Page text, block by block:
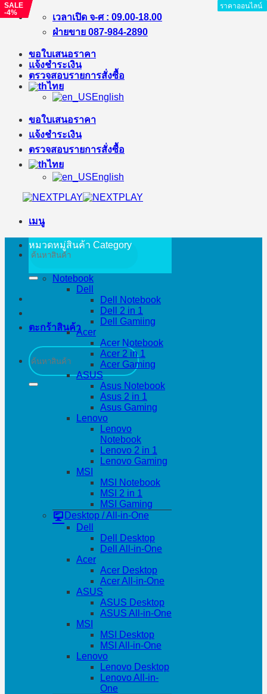
ข้าม
เนื้อหา
เวลาเปิด จ-ศ : 09.00-18.00
ฝ่ายขาย 087-984-2890
ขอใบเสนอราคา
แจ้งชำระเงิน
ตรวจสอบรายการสั่งซื้อ
ไทย
English
ขอใบเสนอราคา
แจ้งชำระเงิน
ตรวจสอบรายการสั่งซื้อ
ไทย
English
เมนู
ค้นหา:
ตะกร้าสินค้า
ค้นหา:
หมวดหมู่สินค้า Category
Notebook
Dell
Dell Notebook
Dell 2 in 1
Dell Gamiing
Acer
Acer Notebook
Acer 2 in 1
Acer Gaming
ASUS
Asus Notebook
Asus 2 in 1
Asus Gaming
Lenovo
Lenovo
Notebook
Lenovo 2 in 1
Lenovo Gaming
MSI
MSI Notebook
MSI 2 in 1
MSI Gaming
Desktop / All-in-One
Dell
Dell Desktop
Dell All-in-One
Acer
Acer Desktop
Acer All-in-One
ASUS
ASUS Desktop
ASUS All-in-One
MSI
MSI Desktop
MSI All-in-One
Lenovo
Lenovo Desktop
Lenovo All-in-
One
ราคาออนไลน์
SALE
-4%
ราคาออนไลน์
ราคาออนไลน์
ราคาออนไลน์
ราคาออนไลน์
ราคาออนไลน์
ราคาออนไลน์
ราคาออนไลน์
SALE
-40%
ราคาออนไลน์